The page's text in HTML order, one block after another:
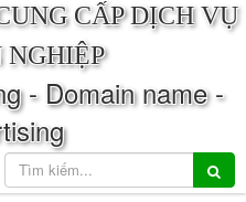
CẤP DỊCH VỤ
NGHIỆP
- Domain name -